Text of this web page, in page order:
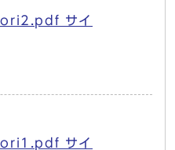
サイ
サイ